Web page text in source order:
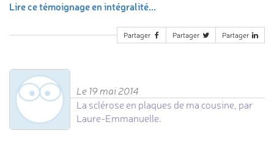
Lire ce témoignage en intégralité...
Partager Partager Partager
Le 19 mai 2014
La sclérose en plaques de ma cousine, par
Laure-Emmanuelle.